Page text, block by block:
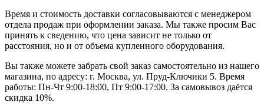
Время и стоимость доставки согласовываются с менеджером
отдела продаж при оформлении заказа. Мы также просим Вас
принять к сведению, что цена зависит не только от
расстояния, но и от объема купленного оборудования.
Вы также можете забрать свой заказ самостоятельно из нашего
магазина, по адресу: г. Москва, ул. Пруд-Ключики 5. Время
работы: Пн-Чт 9:00-18:00, Пт 9:00-17:00. За самовывоз даётся
скидка 10%.